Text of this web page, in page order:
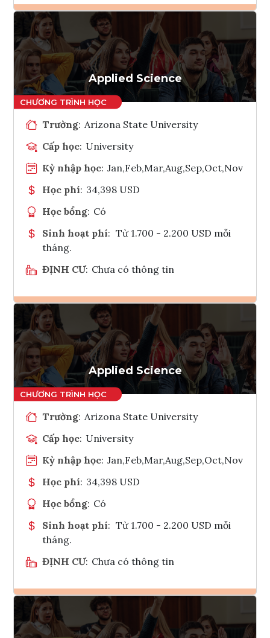
Ghi danh
Tham vấn Interlink
Applied Science
Trường: Arizona State University
Cấp học: University
Kỳ nhập học: Jan,Feb,Mar,Aug,Sep,Oct,Nov
Học phí: 34,398 USD
Học bổng: Có
Sinh hoạt phí: Từ 1.700 - 2.200 USD mỗi
tháng.
ĐỊNH CƯ: Chưa có thông tin
Ghi danh
Tham vấn Interlink
Applied Science
Trường: Arizona State University
Cấp học: University
Kỳ nhập học: Jan,Feb,Mar,Aug,Sep,Oct,Nov
Học phí: 34,398 USD
Học bổng: Có
Sinh hoạt phí: Từ 1.700 - 2.200 USD mỗi
tháng.
ĐỊNH CƯ: Chưa có thông tin
Ghi danh